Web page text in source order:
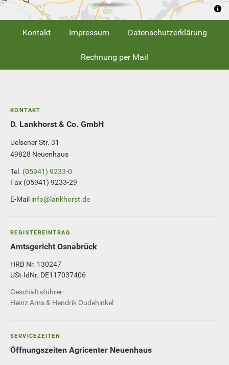
Kontakt Impressum Datenschutzerklärung
Rechnung per Mail
KONTAKT
D. Lankhorst & Co. GmbH
Uelsener Str. 31
49828 Neuenhaus
Tel. (05941) 9233-0
Fax (05941) 9233-29
E-Mail info@lankhorst.de
REGISTEREINTRAG
Amtsgericht Osnabrück
HRB Nr. 130247
USt-IdNr. DE117037406
Geschäftsführer:
Heinz Arns & Hendrik Oudehinkel
SERVICEZEITEN
Öffnungszeiten Agricenter Neuenhaus